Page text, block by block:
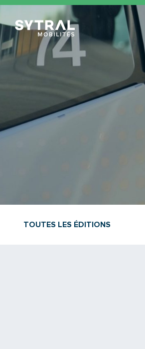
TCL Sytral
TOUTES LES ÉDITIONS